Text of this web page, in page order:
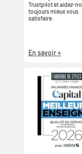
Trustpilot et aidez-
toujours mieux vous
satisfaire.
En savoir +